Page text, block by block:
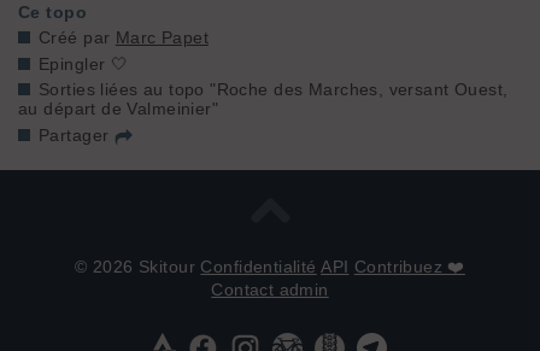
Ce topo
Créé par Marc Papet
Epingler 🤍
Sorties liées au topo "Roche des Marches, versant Ouest,
au départ de Valmeinier"
Partager
© 2026 Skitour Confidentialité API Contribuez ❤️
Contact admin